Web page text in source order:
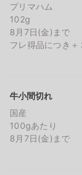
プリマハム
102g
8月7日(金)まで
フレ得品につき＋
牛小間切れ
国産
100gあたり
8月7日(金)まで